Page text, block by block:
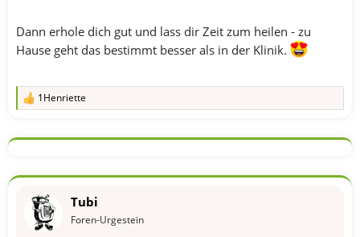
Dann erhole dich gut und lass dir Zeit zum heilen - zu
Hause geht das bestimmt besser als in der Klinik.
R
k
o
1Henriette
Tubi
Foren-Urgestein